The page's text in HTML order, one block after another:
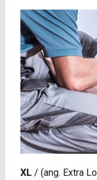
XL/ (ang. Extra